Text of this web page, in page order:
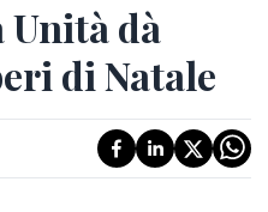
Unità dà
di Natale